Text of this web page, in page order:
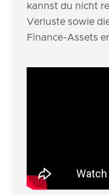
kannst du nicht
Verluste sowie
Finance-Assets